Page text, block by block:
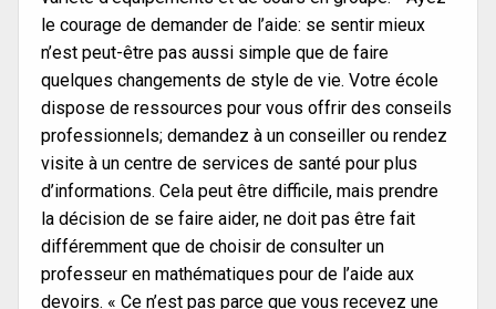
le courage de demander de l’aide: se sentir mieux
n’est peut-être pas aussi simple que de faire
quelques changements de style de vie. Votre école
dispose de ressources pour vous offrir des conseils
professionnels; demandez à un conseiller ou rendez
visite à un centre de services de santé pour plus
d’informations. Cela peut être difficile, mais prendre
la décision de se faire aider, ne doit pas être fait
différemment que de choisir de consulter un
professeur en mathématiques pour de l’aide aux
devoirs. « Ce n’est pas parce que vous recevez une